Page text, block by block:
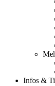
Infos &